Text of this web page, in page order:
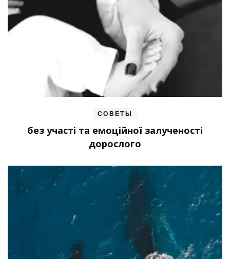
СОВЕТЫ
без участі та емоційної залученості
дорослого